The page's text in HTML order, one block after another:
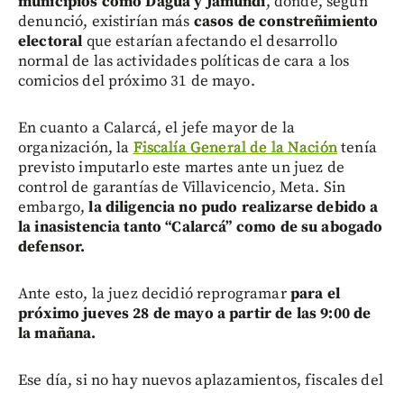
denunció, existirían más casos de constreñimiento
electoral que estarían afectando el desarrollo
normal de las actividades políticas de cara a los
comicios del próximo 31 de mayo.
En cuanto a Calarcá, el jefe mayor de la
organización, la Fiscalía General de la Nacióntenía
previsto imputarlo este martes ante un juez de
control de garantías de Villavicencio, Meta. Sin
embargo,la diligencia no pudo realizarse debido a
la inasistencia tanto “Calarcá” como de su abogado
defensor.
Ante esto, la juez decidió reprogramarpara el
próximo jueves 28 de mayo a partir de las 9:00 de
la mañana.
Ese día, si no hay nuevos aplazamientos, fiscales del